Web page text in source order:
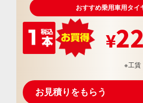
おすすめ乗用車用タイ
※工賃
お見積りをもらう